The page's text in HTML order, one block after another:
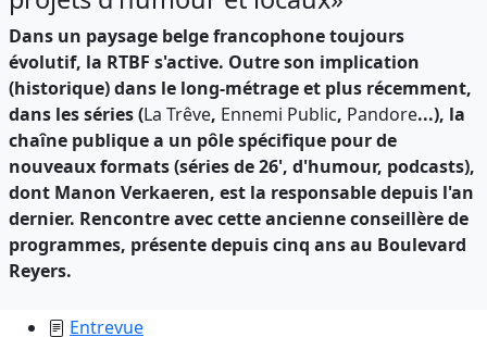
Dans un paysage belge francophone toujours
évolutif, la RTBF s'active. Outre son implication
(historique) dans le long-métrage et plus récemment,
dans les séries (La Trêve, Ennemi Public, Pandore...), la
chaîne publique a un pôle spécifique pour de
nouveaux formats (séries de 26', d'humour, podcasts),
dont Manon Verkaeren, est la responsable depuis l'an
dernier. Rencontre avec cette ancienne conseillère de
programmes, présente depuis cinq ans au Boulevard
Reyers.
Entrevue